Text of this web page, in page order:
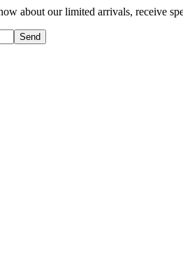
about our limited arrivals, receive
Send